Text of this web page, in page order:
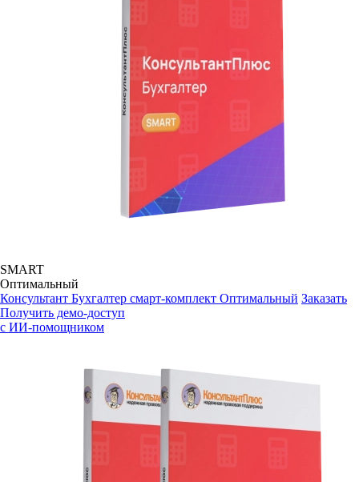
SMART
Оптимальный
Консультант Бухгалтер смарт-комплект Оптимальный Заказать
Получить демо-доступ
с ИИ-помощником